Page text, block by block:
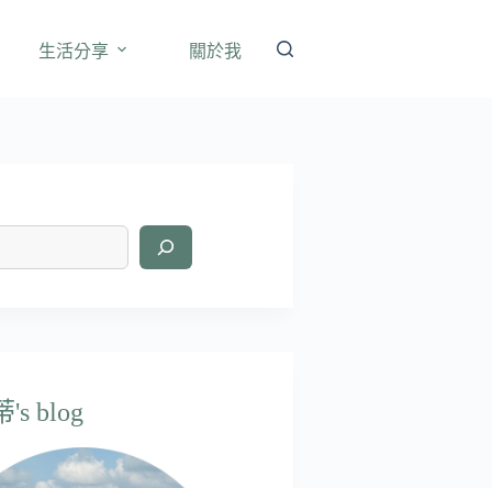
生活分享 關於我
's blog